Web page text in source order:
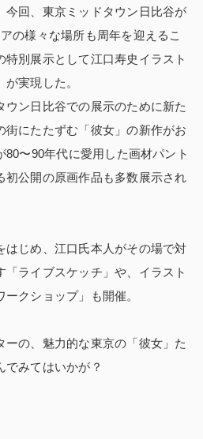
今回、東京ミッドタウン日比谷が
の様々な場所も周年を迎えるこ
特別展示として江口寿史イラスト
実現した。
ン日比谷での展示のために新た
街にたたずむ「彼女」の新作がお
〜90年代に愛用した画材パント
初公開の原画作品も多数展示され
はじめ、江口氏本人がその場で対
ライブスケッチ」や、イラスト
クショップ」も開催。
ーの、魅力的な東京の「彼女」た
でみてはいかが？